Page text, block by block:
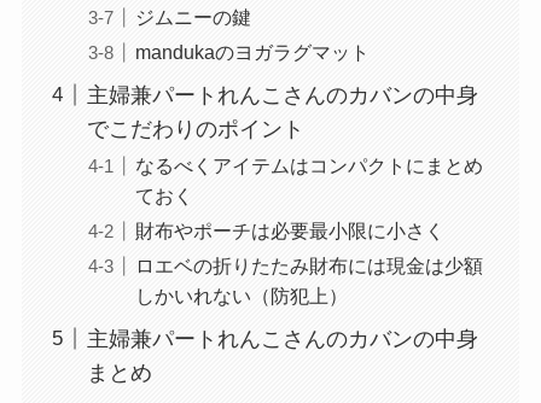
ジムニーの鍵
mandukaのヨガラグマット
主婦兼パートれんこさんのカバンの中身
でこだわりのポイント
なるべくアイテムはコンパクトにまとめ
ておく
財布やポーチは必要最小限に小さく
ロエベの折りたたみ財布には現金は少額
しかいれない（防犯上）
主婦兼パートれんこさんのカバンの中身
まとめ